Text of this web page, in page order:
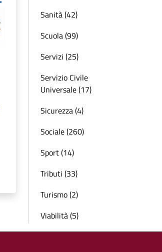
Sanità (42)
Scuola (99)
Servizi (25)
Servizio Civile
Universale (17)
Sicurezza (4)
Sociale (260)
Sport (14)
Tributi (33)
Turismo (2)
Viabilità (5)